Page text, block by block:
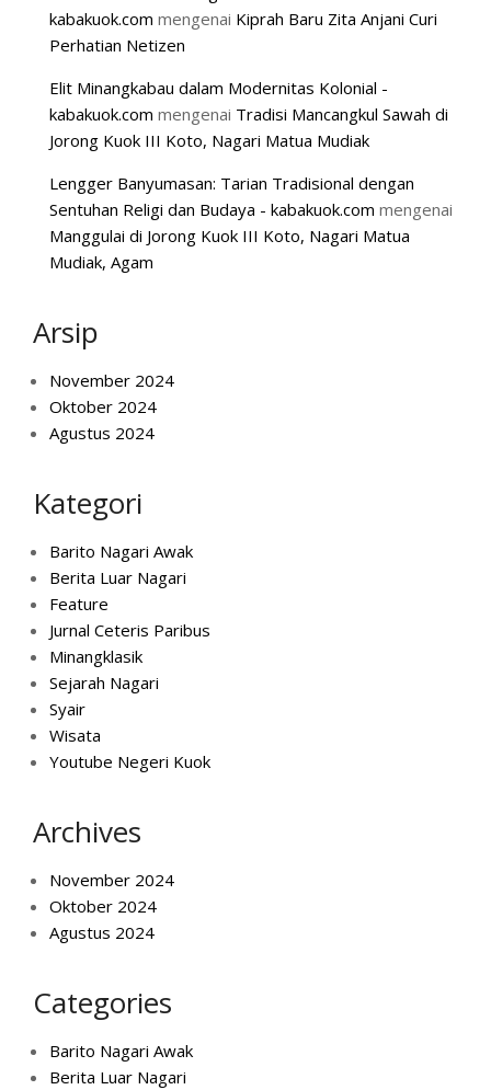
kabakuok.com mengenai Kiprah Baru Zita Anjani Curi
Perhatian Netizen
Elit Minangkabau dalam Modernitas Kolonial -
kabakuok.com mengenai Tradisi Mancangkul Sawah di
Jorong Kuok III Koto, Nagari Matua Mudiak
Lengger Banyumasan: Tarian Tradisional dengan
Sentuhan Religi dan Budaya - kabakuok.com mengenai
Manggulai di Jorong Kuok III Koto, Nagari Matua
Mudiak, Agam
Arsip
November 2024
Oktober 2024
Agustus 2024
Kategori
Barito Nagari Awak
Berita Luar Nagari
Feature
Jurnal Ceteris Paribus
Minangklasik
Sejarah Nagari
Syair
Wisata
Youtube Negeri Kuok
Archives
November 2024
Oktober 2024
Agustus 2024
Categories
Barito Nagari Awak
Berita Luar Nagari